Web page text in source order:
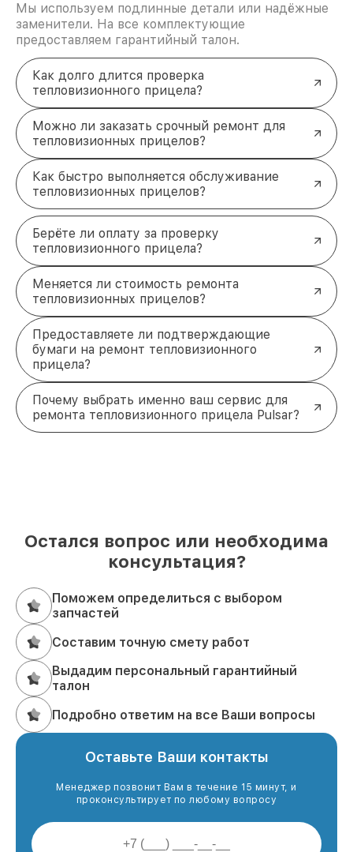
ремонта?
Не откладывайте диагностику тепловизионного
прицела Pulsar. Мы поможем восстановить его
работоспособность и продлить срок службы.
Звоните по телефону+7 (843) 254-68-13
посещайте нас по адресуул. Галиаскара Камала,
д. 41, чтобы получить профессиональную помощь
уже сегодня!
Мы используем подлинные детали или надёжные
заменители. На все комплектующие
предоставляем гарантийный талон.
Как долго длится проверка
тепловизионного прицела?
Можно ли заказать срочный ремонт для
тепловизионных прицелов?
Как быстро выполняется обслуживание
тепловизионных прицелов?
Берёте ли оплату за проверку
тепловизионного прицела?
Меняется ли стоимость ремонта
тепловизионных прицелов?
Предоставляете ли подтверждающие
бумаги на ремонт тепловизионного
прицела?
Почему выбрать именно ваш сервис для
ремонта тепловизионного прицела Pulsar?
Остался вопрос или необходима
консультация?
Поможем определиться с выбором
запчастей
Составим точную смету работ
Выдадим персональный гарантийный
талон
Подробно ответим на все Ваши вопросы
Оставьте Ваши контакты
Менеджер позвонит Вам в течение 15 минут, и
проконсультирует по любому вопросу